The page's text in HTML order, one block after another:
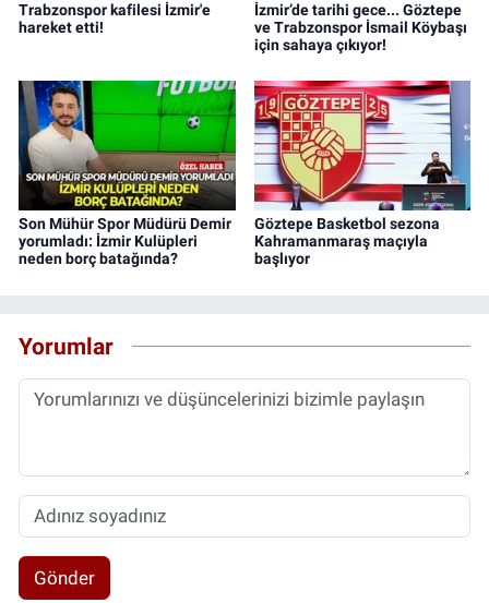
Trabzonspor kafilesi İzmir'e
hareket etti!
İzmir’de tarihi gece... Göztepe
ve Trabzonspor İsmail Köybaşı
için sahaya çıkıyor!
Son Mühür Spor Müdürü Demir
yorumladı: İzmir Kulüpleri
neden borç batağında?
Göztepe Basketbol sezona
Kahramanmaraş maçıyla
başlıyor
Yorumlar
Gönder